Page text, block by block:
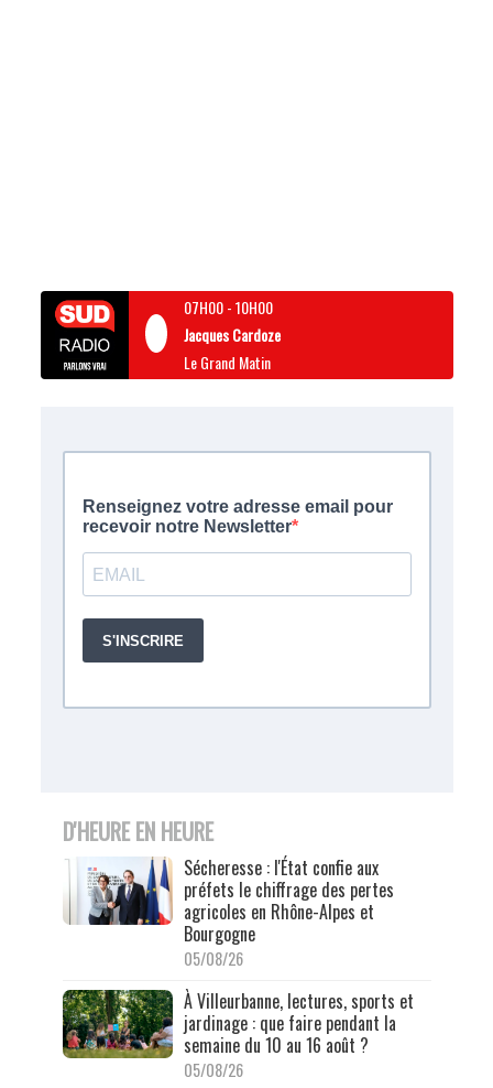
07H00-10H00
Jacques Cardoze
Le Grand Matin
D'HEURE EN HEURE
Sécheresse : l'État confie aux
préfets le chiffrage des pertes
agricoles en Rhône-Alpes et
Bourgogne
05/08/26
À Villeurbanne, lectures, sports et
jardinage : que faire pendant la
semaine du 10 au 16 août ?
05/08/26